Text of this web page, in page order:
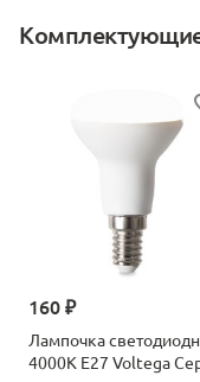
160 ₽
Лампочка
4000К Е27 Voltega